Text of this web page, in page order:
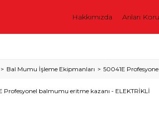
Hakkımızda Arıları
Bal Mumu İşleme Ekipmanları 50041E